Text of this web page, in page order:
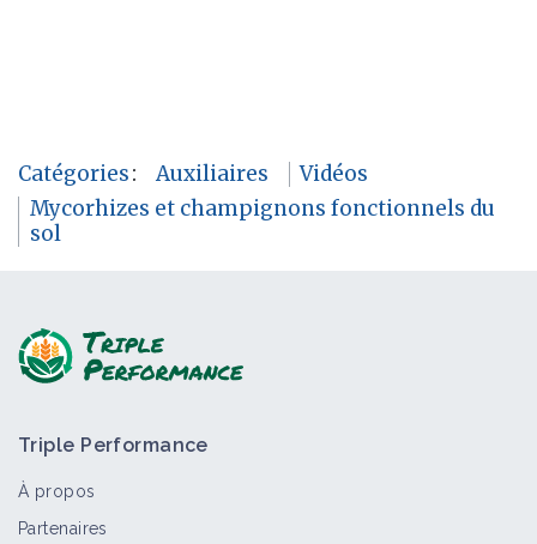
Catégories: Auxiliaires
Vidéos
Mycorhizes et champignons fonctionnels du
sol
Triple Performance
À propos
Partenaires